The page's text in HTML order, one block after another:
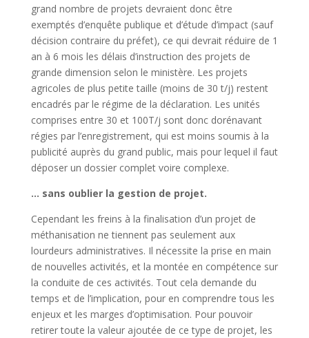
grand nombre de projets devraient donc être
exemptés d’enquête publique et d’étude d’impact (sauf
décision contraire du préfet), ce qui devrait réduire de 1
an à 6 mois les délais d’instruction des projets de
grande dimension selon le ministère. Les projets
agricoles de plus petite taille (moins de 30 t/j) restent
encadrés par le régime de la déclaration. Les unités
comprises entre 30 et 100T/j sont donc dorénavant
régies par l’enregistrement, qui est moins soumis à la
publicité auprès du grand public, mais pour lequel il faut
déposer un dossier complet voire complexe.
… sans oublier la gestion de projet.
Cependant les freins à la finalisation d’un projet de
méthanisation ne tiennent pas seulement aux
lourdeurs administratives. Il nécessite la prise en main
de nouvelles activités, et la montée en compétence sur
la conduite de ces activités. Tout cela demande du
temps et de l’implication, pour en comprendre tous les
enjeux et les marges d’optimisation. Pour pouvoir
retirer toute la valeur ajoutée de ce type de projet, les